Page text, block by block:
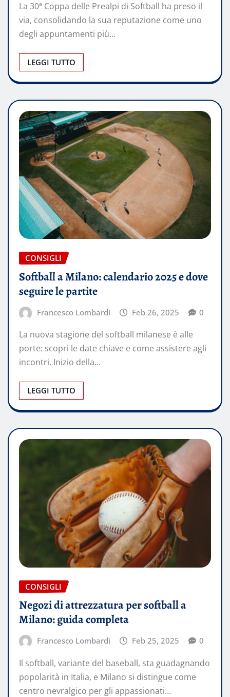
La 30ª Coppa delle Prealpi di Softball ha preso il
via, consolidando la sua reputazione come uno
degli appuntamenti più…
LEGGI TUTTO
CONSIGLI
Softball a Milano: calendario 2025 e dove
seguire le partite
Francesco Lombardi Feb 26, 2025 0
La nuova stagione del softball milanese è alle
porte: scopri le date chiave e come assistere agli
incontri. Inizio della…
LEGGI TUTTO
CONSIGLI
Negozi di attrezzatura per softball a
Milano: guida completa
Francesco Lombardi Feb 25, 2025 0
Il softball, variante del baseball, sta guadagnando
popolarità in Italia, e Milano si distingue come
centro nevralgico per gli appassionati…